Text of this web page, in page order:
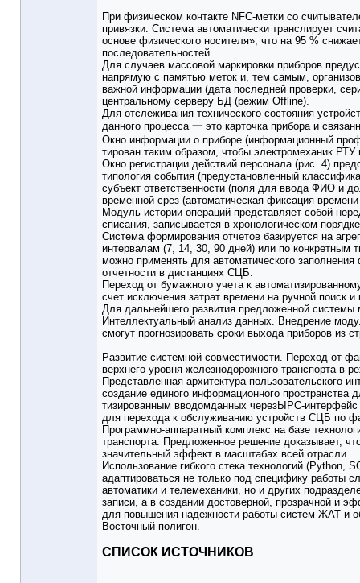
При физическом контакте NFC-метки со
привязки. Система автоматически транслирует
основе физического носителя», что на 95 %
последовательностей.
Для случаев массовой маркировки приборов
напрямую с памятью меток и, тем самым,
важной информации (дата последней проверки,
центральному серверу БД (режим Offline).
Для отслеживания технического состояния
данного процесса 一 это карточка прибора и
Окно информации о приборе (информационный
тирован таким образом, чтобы электромеханик
Окно регистрации действий персонала (рис. 4)
типология события (предустановленный
субъект ответственности (поля для ввода ФИО и
временной срез (автоматическая фиксация
Модуль истории операций представляет собой
списания, записывается в хронологическом
Система формирования отчетов базируется на
интервалам (7, 14, 30, 90 дней) или по конкретным
можно применять для автоматического
отчетности в дистанциях СЦБ.
Переход от бумажного учета к
счет исключения затрат времени на ручной поиск
Для дальнейшего развития предложенной
Интеллектуальный анализ данных. Внедрение
смогут прогнозировать сроки выхода приборов из
Развитие системной совместимости. Переход от
верхнего уровня железнодорожного транспорта в
Представленная архитектура пользовательского
создание единого информационного пространства
тизированным вводомданных черезЫРС-интерфейс
для перехода к обслуживанию устройств СЦБ по
Программно-аппаратный комплекс на базе
транспорта. Предложенное решение доказывает,
значительный эффект в масштабах всей отрасли.
Использование гибкого стека технологий
адаптироваться не только под специфику работы
автоматики и телемеханики, но и других
записи, а в создании достоверной, прозрачной и
для повышения надежности работы систем ЖАТ и
Восточный полигон.
СПИСОК ИСТОЧНИКОВ